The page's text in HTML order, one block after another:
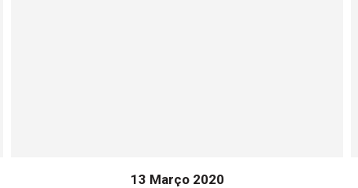
13 Março 2020